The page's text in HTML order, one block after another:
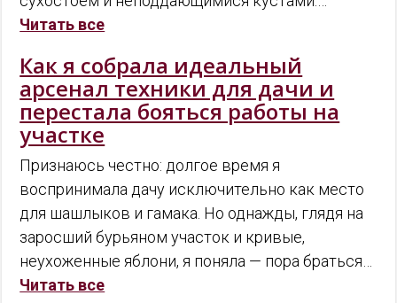
Читать все
Как я собрала идеальный
арсенал техники для дачи и
перестала бояться работы на
участке
Признаюсь честно: долгое время я
воспринимала дачу исключительно как место
для шашлыков и гамака. Но однажды, глядя на
заросший бурьяном участок и кривые,
неухоженные яблони, я поняла — пора браться…
Читать все